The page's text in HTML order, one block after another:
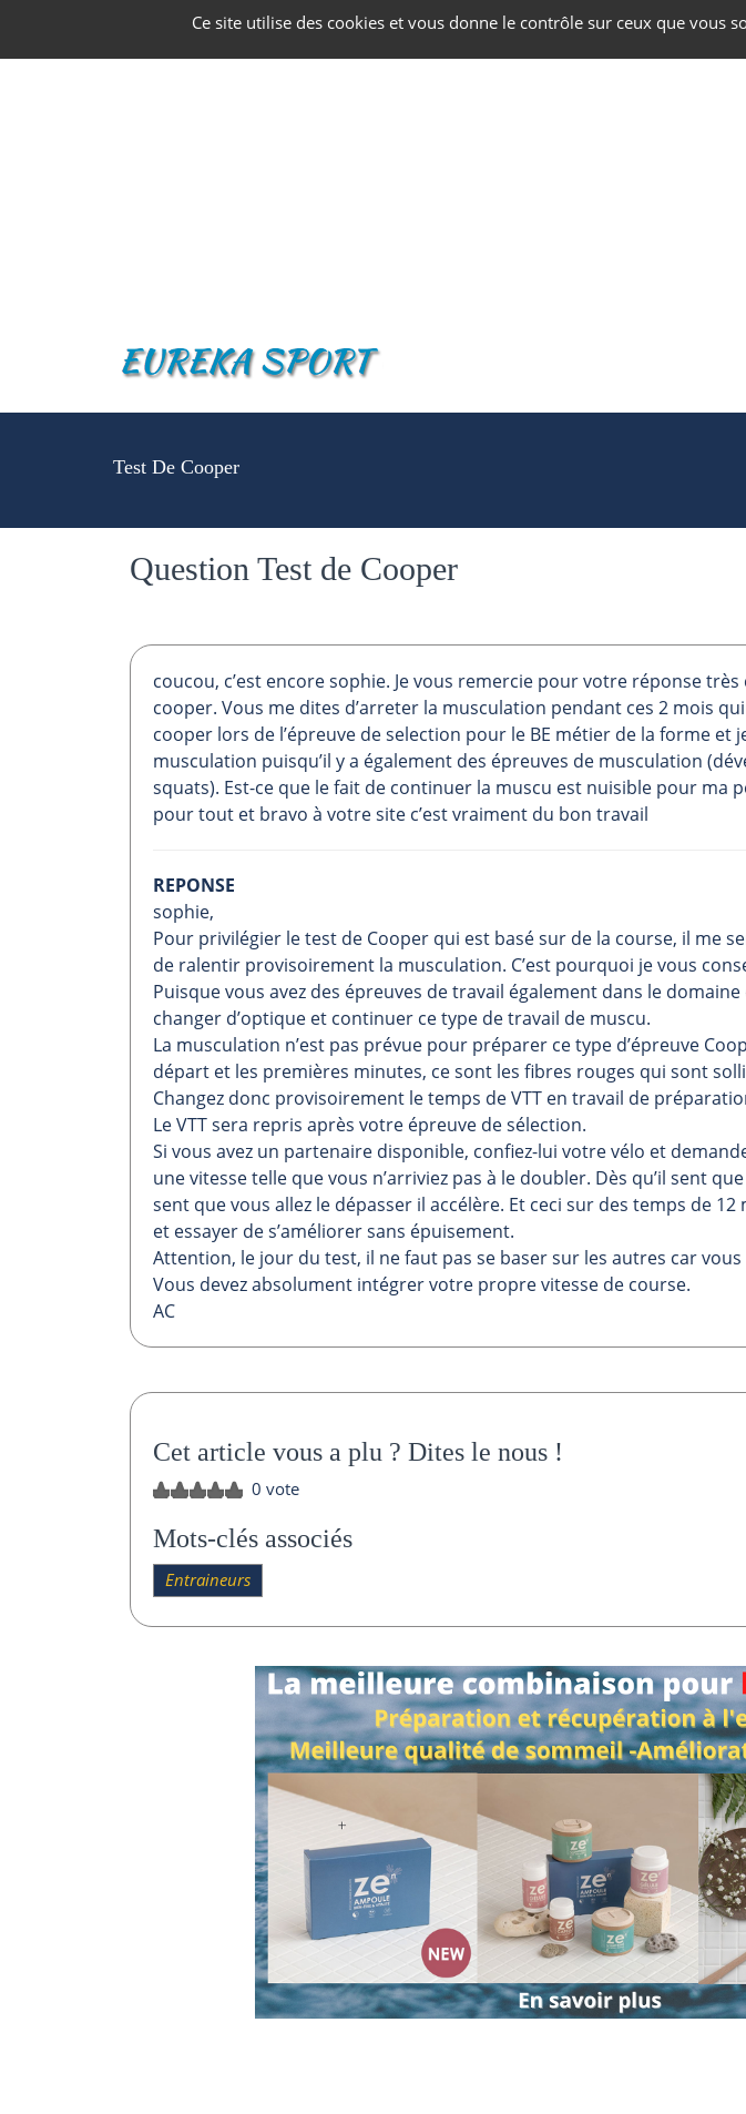
Test De Cooper
Question Test de Cooper
coucou, c’est encore sophie. Je vous remercie pour votre réponse
cooper. Vous me dites d’arreter la musculation pendant ces 2 mois
cooper lors de l’épreuve de selection pour le BE métier de la forme et
musculation puisqu’il y a également des épreuves de musculation
squats). Est-ce que le fait de continuer la muscu est nuisible pour ma
pour tout et bravo à votre site c’est vraiment du bon travail
REPONSE
sophie,
Pour privilégier le test de Cooper qui est basé sur de la course, il me
de ralentir provisoirement la musculation. C’est pourquoi je vous
Puisque vous avez des épreuves de travail également dans le
changer d’optique et continuer ce type de travail de muscu.
La musculation n’est pas prévue pour préparer ce type d’épreuve
départ et les premières minutes, ce sont les fibres rouges qui sont
Changez donc provisoirement le temps de VTT en travail de
Le VTT sera repris après votre épreuve de sélection.
Si vous avez un partenaire disponible, confiez-lui votre vélo et
une vitesse telle que vous n’arriviez pas à le doubler. Dès qu’il sent
sent que vous allez le dépasser il accélère. Et ceci sur des temps de
et essayer de s’améliorer sans épuisement.
Attention, le jour du test, il ne faut pas se baser sur les autres car
Vous devez absolument intégrer votre propre vitesse de course.
AC
Cet article vous a plu ? Dites le nous !
0 vote
Mots-clés associés
Entraineurs
Ce site utilise des cookies et vous donne le contrôle sur ceux que vous